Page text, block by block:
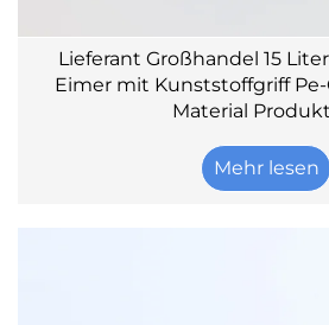
Lieferant Großhandel 15
Eimer mit Kunststoffgriff
Material
Mehr lesen